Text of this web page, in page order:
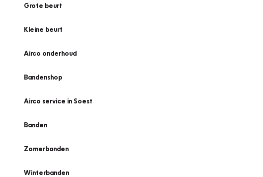
Grote beurt
Kleine beurt
Airco onderhoud
Bandenshop
Airco service in Soest
Banden
Zomerbanden
Winterbanden